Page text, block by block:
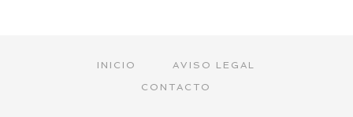
INICIO
AVISO LEGAL
CONTACTO